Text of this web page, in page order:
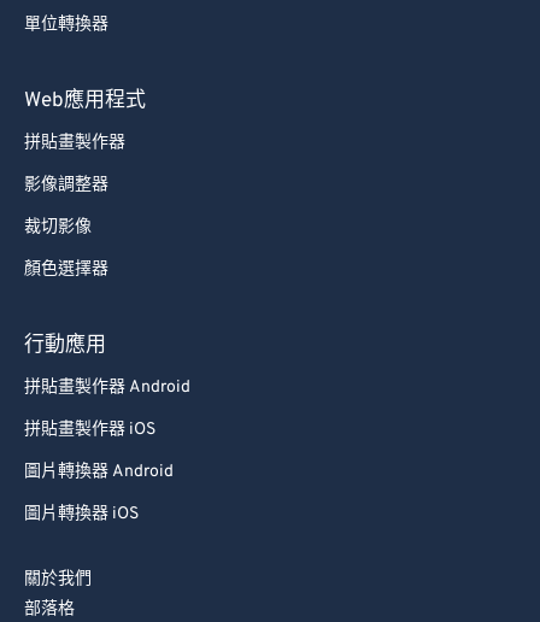
單位轉換器
Web應用程式
拼貼畫製作器
影像調整器
裁切影像
顏色選擇器
行動應用
拼貼畫製作器 Android
拼貼畫製作器 iOS
圖片轉換器 Android
圖片轉換器 iOS
關於我們
部落格